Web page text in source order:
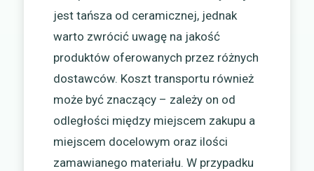
jest tańsza od ceramicznej, jednak
warto zwrócić uwagę na jakość
produktów oferowanych przez różnych
dostawców. Koszt transportu również
może być znaczący – zależy on od
odległości między miejscem zakupu a
miejscem docelowym oraz ilości
zamawianego materiału. W przypadku